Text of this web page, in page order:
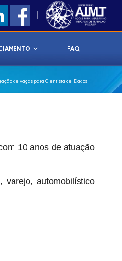
FAQ
de vagas para Cientista de Dados
10 anos de atuação
varejo, automobilístico